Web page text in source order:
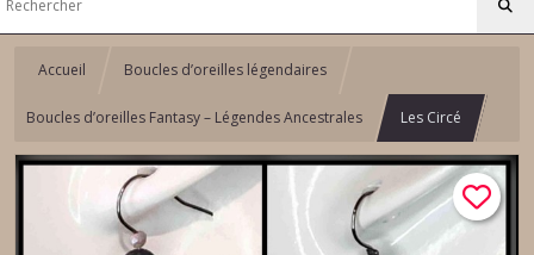
Accueil Boucles d’oreilles légendaires
Boucles d’oreilles Fantasy – Légendes Ancestrales Les Circé